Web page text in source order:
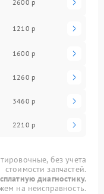
2600 р
1210 р
1600 р
1260 р
3460 р
2210 р
без учета
стоимости запчастей.
диагностику.
на неисправность.